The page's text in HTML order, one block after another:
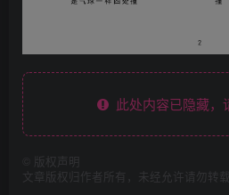
此处内容已隐藏，
版权声明
文章版权归作者所有，未经允许请勿转载